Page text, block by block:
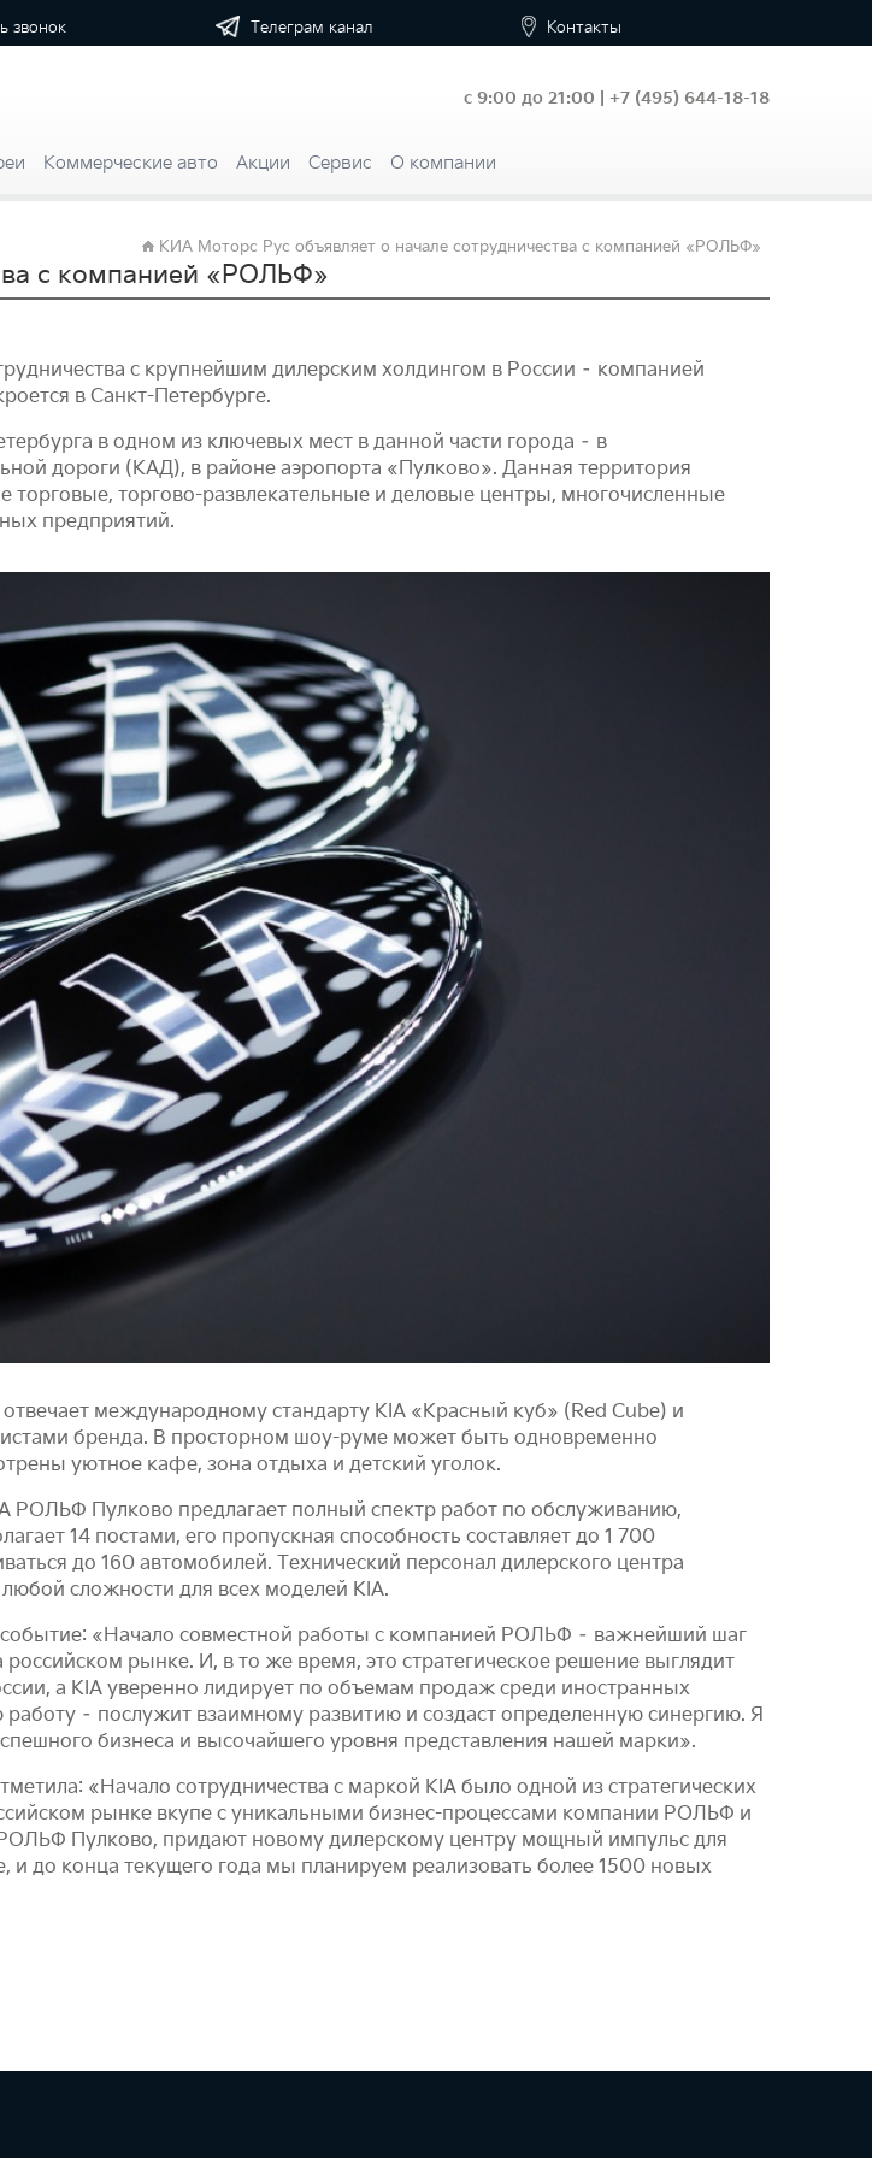
звонок Телеграм канал Контакты
с 9:00 до 21:00 | +7 (495) 644-18-18
Коммерческие авто Акции Сервис О компании
KИА Моторс Рус объявляет о начале сотрудничества с компанией «РОЛЬФ»
с компанией «РОЛЬФ»
с крупнейшим дилерским холдингом в России – компанией
в Санкт-Петербурге.
в одном из ключевых мест в данной части города – в
дороги (КАД), в районе аэропорта «Пулково». Данная территория
торгово-развлекательные и деловые центры, многочисленные
предприятий.
международному стандарту KIA «Красный куб» (Red Cube) и
бренда. В просторном шоу-руме может быть одновременно
уютное кафе, зона отдыха и детский уголок.
Пулково предлагает полный спектр работ по обслуживанию,
14 постами, его пропускная способность составляет до 1 700
до 160 автомобилей. Технический персонал дилерского центра
сложности для всех моделей KIA.
«Начало совместной работы с компанией РОЛЬФ – важнейший шаг
рынке. И, в то же время, это стратегическое решение выглядит
а KIA уверенно лидирует по объемам продаж среди иностранных
– послужит взаимному развитию и создаст определенную синергию. Я
бизнеса и высочайшего уровня представления нашей марки».
«Начало сотрудничества с маркой KIA было одной из стратегических
рынке вкупе с уникальными бизнес-процессами компании РОЛЬФ и
Пулково, придают новому дилерскому центру мощный импульс для
до конца текущего года мы планируем реализовать более 1500 новых